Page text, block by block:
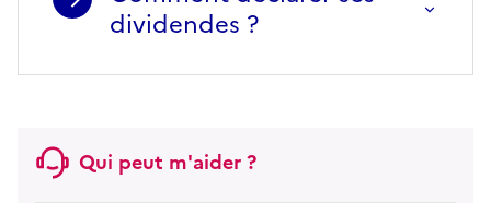
dividendes ?
Qui peut m'aider ?